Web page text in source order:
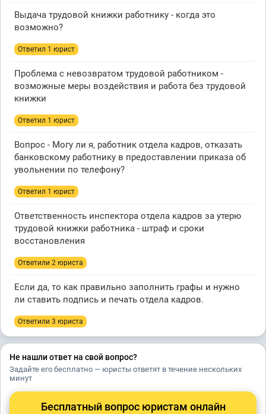
Выдача трудовой книжки работнику - когда это
возможно?
Ответил 1 юрист
Проблема с невозвратом трудовой работником -
возможные меры воздействия и работа без трудовой
книжки
Ответил 1 юрист
Вопрос - Могу ли я, работник отдела кадров, отказать
банковскому работнику в предоставлении приказа об
увольнении по телефону?
Ответил 1 юрист
Ответственность инспектора отдела кадров за утерю
трудовой книжки работника - штраф и сроки
восстановления
Ответили 2 юристa
Если да, то как правильно заполнить графы и нужно
ли ставить подпись и печать отдела кадров.
Ответили 3 юристa
Не нашли ответ на свой вопрос?
Задайте его бесплатно — юристы ответят в течение нескольких
минут
Бесплатный вопрос юристам онлайн